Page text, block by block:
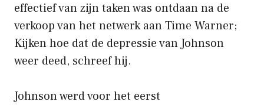
effectief van zijn taken was ontdaan na de
verkoop van het netwerk aan Time Warner;
Kijken hoe dat de depressie van Johnson
weer deed, schreef hij.
Johnson werd voor het eerst